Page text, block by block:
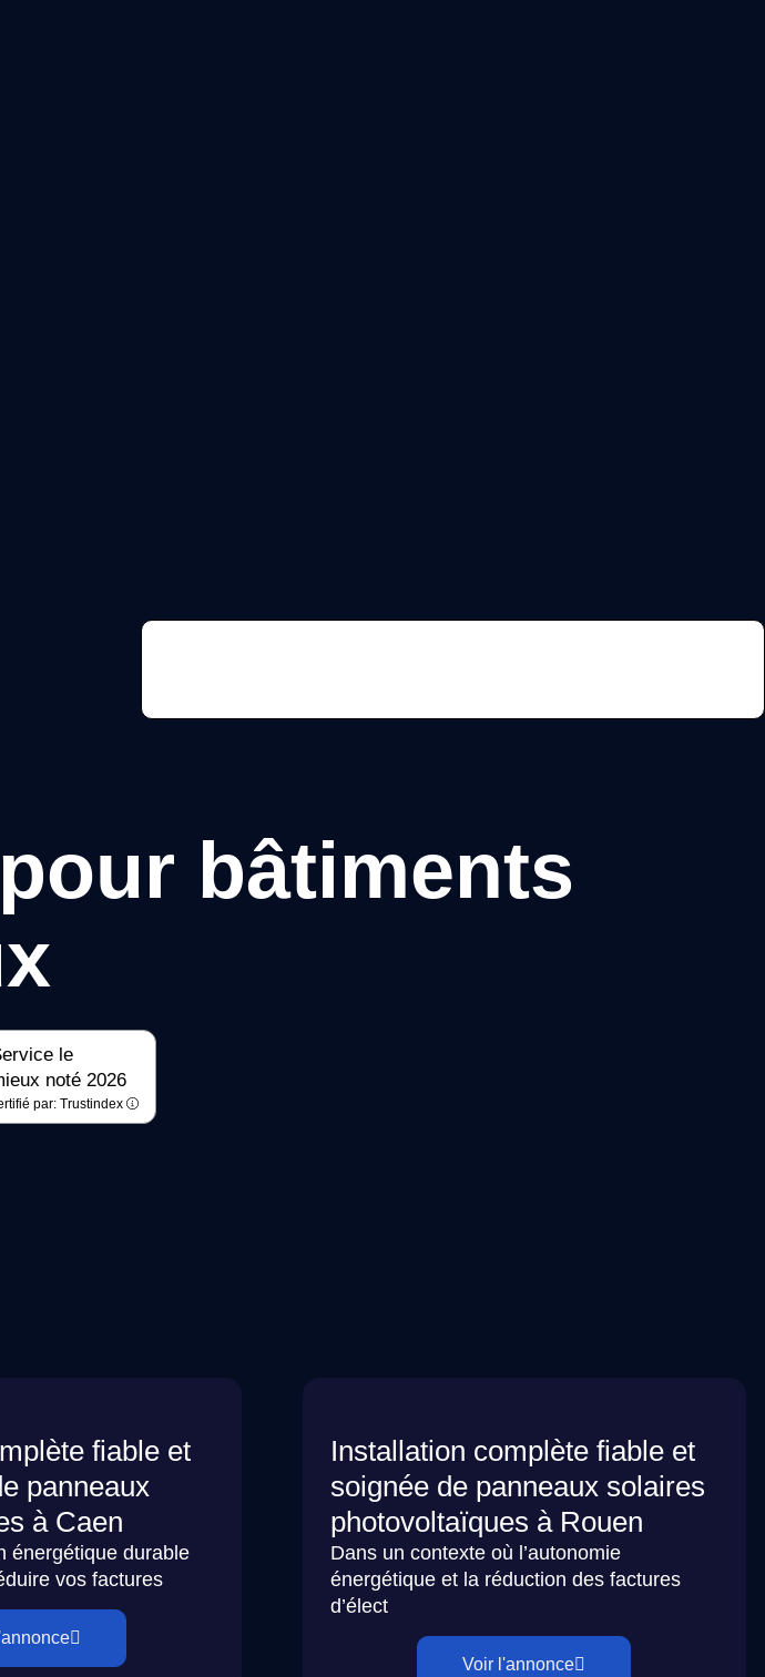
bâtiments
le
noté 2026
par: Trustindex
fiable et
panneaux
à Caen
énergétique durable
vos factures
Installation complète fiable et
soignée de panneaux solaires
photovoltaïques à Rouen
Dans un contexte où l’autonomie
énergétique et la réduction des factures
d’élect
Voir l'annonce